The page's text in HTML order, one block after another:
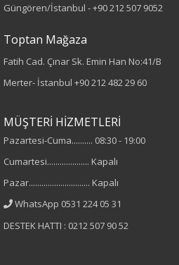
%100 Polyester
Kadın
Kol Tipi
Güngören/İstanbul -+90 212 507 9052
Toptan Mağaza
Fatih Cad. Çınar Sk. Emin Han No:41/B
Merter- İstanbul +90 212 482 29 60
MÜŞTERİ HİZMETLERİ
Pazartesi-Cuma.......... 08:30 - 19:00
Cumartesi.................... Kapalı
Pazar............................. Kapalı
WhatsApp 0531 224 05 31
DESTEK HATTI : 0212 507 90 52